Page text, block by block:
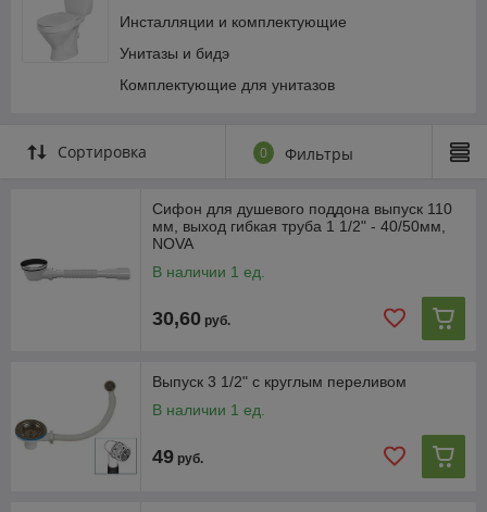
Инсталляции и комплектующие
Унитазы и бидэ
Комплектующие для унитазов
Сортировка 0 Фильтры
Сифон для душевого поддона выпуск 110
мм, выход гибкая труба 1 1/2" - 40/50мм,
NOVA
В наличии 1 ед.
30,60 руб.
Выпуск 3 1/2" с круглым переливом
В наличии 1 ед.
49 руб.